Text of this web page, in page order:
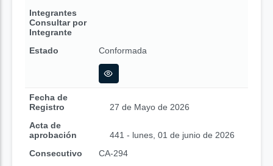
Integrantes
Consultar por
Integrante
Estado
Conformada
Fecha de
Registro
27 de Mayo de 2026
Acta de
aprobación
441 - lunes, 01 de junio de 2026
Consecutivo
CA-294